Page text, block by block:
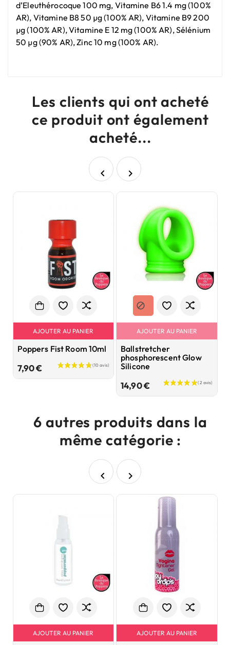
d’Eleuthérocoque 100 mg, Vitamine B6 1.4 mg (100%
AR), Vitamine B8 50 µg (100% AR), Vitamine B9 200
µg (100% AR), Vitamine E 12 mg (100% AR), Sélénium
50 µg (90% AR), Zinc 10 mg (100% AR).
Les clients qui ont acheté
ce produit ont également
acheté...
 
AJOUTER AU PANIER
Poppers Fist Room 10ml
7,90 €Prix
AJOUTER AU PANIER
Ballstretcher
phosphorescent Glow
Silicone
14,90 €Prix
6 autres produits dans la
même catégorie :
 
AJOUTER AU PANIER AJOUTER AU PANIER